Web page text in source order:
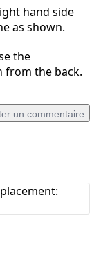
hand side
as shown.
the
from the back.
un commentaire